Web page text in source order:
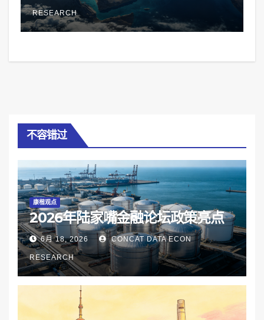
RESEARCH
不容错过
康楷观点
2026年陆家嘴金融论坛政策亮点
6月 18, 2026 CONCAT DATA ECON
RESEARCH